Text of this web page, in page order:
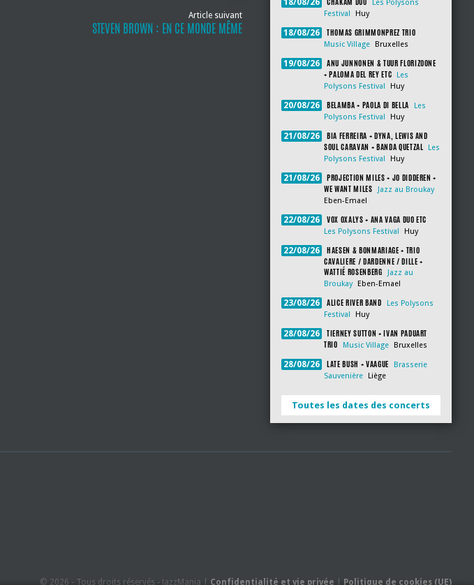
Article suivant
STEVEN BROWN : EN CE MONDE MÊME
18/08/26
Les Polysons
Festival
Huy
18/08/26 THOMAS GRIMMONPREZ TRIO
Music Village Bruxelles
19/08/26
ANU JUNNONEN & TUUR FLORIZOONE
+ PALOMA DEL REY ETC
Les
Polysons Festival
Huy
20/08/26 BELAMBA + PAOLA DI BELLA
Les
Polysons Festival
Huy
21/08/26
BIA FERREIRA + DYNA, LEWIS AND
SOUL CARAVAN + BANDA QUETZAL
Les
Polysons Festival
Huy
21/08/26
PROJECTION MILES + JO DIDDEREN +
WE WANT MILES
Jazz au Broukay
Eben-Emael
22/08/26 VOX OXALYS + ANA VAGA DUO ETC
Les Polysons Festival Huy
22/08/26
HAESEN & BONMARIAGE + TRIO
CAVALIERE / DARDENNE / DILLE +
WATTIÉ ROSENBERG
Jazz au
Broukay
Eben-Emael
23/08/26 ALICE RIVER BAND
Les Polysons
Festival
Huy
28/08/26
TIERNEY SUTTON + IVAN PADUART
TRIO
Music Village Bruxelles
28/08/26 LATE BUSH + VAAGUE
Brasserie
Sauvenière
Liège
Toutes les dates des concerts
© 2026 - Tous droits réservés - JazzMania | Confidentialité et vie privée Politique de cookies (UE)